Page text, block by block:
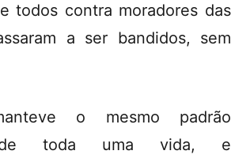
todos contra moradores das
a ser bandidos, sem
o mesmo padrão
de toda uma vida, e